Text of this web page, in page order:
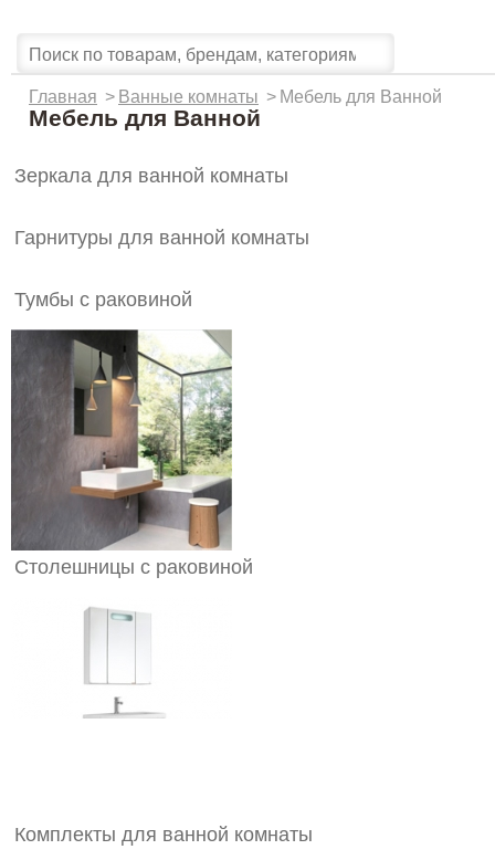
Главная > Ванные комнаты > Мебель для Ванной
Мебель для Ванной
Зеркала для ванной комнаты
Гарнитуры для ванной комнаты
Тумбы с раковиной
Столешницы с раковиной
Комплекты для ванной комнаты